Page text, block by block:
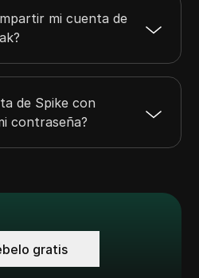
mi cuenta de
de Spike con
contraseña?
gratis